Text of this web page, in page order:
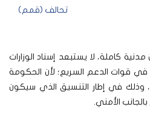
تحالف (قمم)
كاملة، لا يستبعد إسناد الوزارات
قوات الدعم السريع؛ لأن الحكومة
في إطار التنسيق الذي سيكون
بالجانب الأمني.